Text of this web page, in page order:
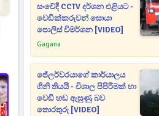
සංවේදී CCTV දර්ශන එළියට -
වෙඩික්කරුවන් සොයා
පොලිස් විමර්ශන [VIDEO]
Gagana
ජේලර්වරයාගේ කාර්යාලය
ගිනි තියයි - විශාල පිපිරීමක් හා
වෙඩි හඬ ඇසුණු බව
තොරතුරු [VIDEO]